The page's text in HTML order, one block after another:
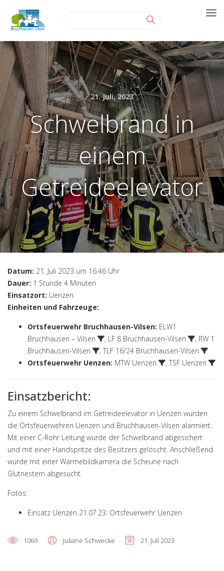
21. Juli, 2023
Schwelbrand in
einem
Getreideelevator
Datum: 21. Juli 2023 um 16:46 Uhr
Dauer: 1 Stunde 4 Minuten
Einsatzort: Uenzen
Einheiten und Fahrzeuge:
Ortsfeuerwehr Bruchhausen-Vilsen: ELW1
Bruchhausen – Vilsen
, LF 8 Bruchhausen-Vilsen , RW 1
Bruchhausen-Vilsen
, TLF 16/24 Bruchhausen-Vilsen
Ortsfeuerwehr Uenzen: MTW Uenzen , TSF Uenzen
Einsatzbericht:
Zu einem Schwelbrand im Getreideelevator in Uenzen wurden
die Ortsfeuerwehren Uenzen und Bruchhausen-Vilsen alarmiert.
Mit einer C-Rohr Leitung wurde der Schwelbrand abgesichert
und mit einer Handspritze des Besitzers gelöscht. Anschließend
wurde mit einer Wärmebildkamera die Scheune nach
Glutnestern abgesucht.
Fotos:
Einsatz Uenzen 21.07.23: Ortsfeuerwehr Uenzen
1069 Juliane Schwecke 21. Juli 2023